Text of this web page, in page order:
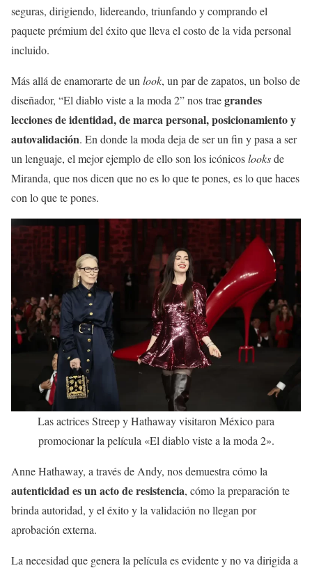
seguras, dirigiendo, lidereando, triunfando y comprando el
paquete prémium del éxito que lleva el costo de la vida personal
incluido.
Más allá de enamorarte de un look, un par de zapatos, un bolso de
diseñador, “El diablo viste a la moda 2” nos traegrandes
lecciones de identidad, de marca personal, posicionamiento y
autovalidación. En donde la moda deja de ser un fin y pasa a ser
un lenguaje, el mejor ejemplo de ello son los icónicoslooksde
Miranda, que nos dicen que no es lo que te pones, es lo que haces
con lo que te pones.
Las actrices Streep y Hathaway visitaron México para
promocionar la película «El diablo viste a la moda 2».
Anne Hathaway, a través de Andy, nos demuestra cómo la
autenticidad es un acto de resistencia, cómo la preparación te
brinda autoridad, y el éxito y la validación no llegan por
aprobación externa.
La necesidad que genera la película es evidente y no va dirigida a